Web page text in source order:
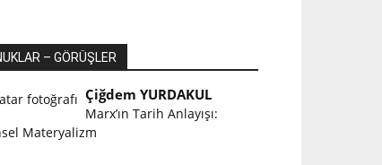
– GÖRÜŞLER
Çiğdem YURDAKUL
Marx’ın Tarih Anlayışı:
Materyalizm